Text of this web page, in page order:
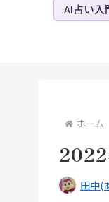
AI占い入
ホーム
2022
田中(